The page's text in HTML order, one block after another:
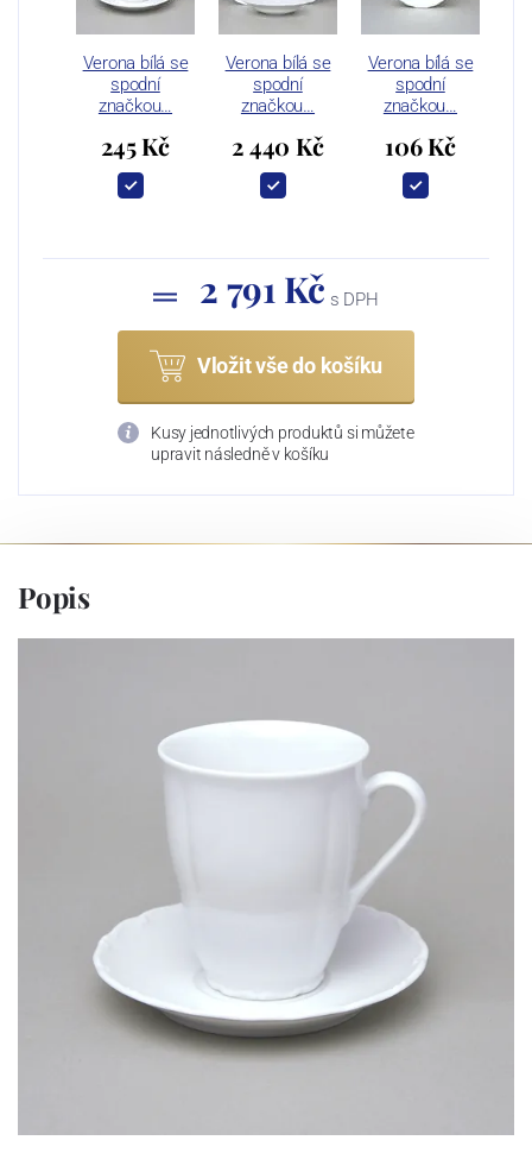
Verona bílá se
spodní
značkou…
245 Kč
Verona bílá se
spodní
značkou…
2 440 Kč
Verona bílá se
spodní
značkou…
106 Kč
2 791 Kč s DPH
Vložit vše do košíku
Kusy jednotlivých produktů si můžete
upravit následně v košíku
Popis